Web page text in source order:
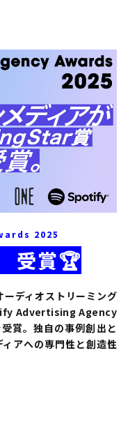
2025
受賞🏆
ディオストリーミング
Advertising Agency
賞。独自の事例創出と
アへの専門性と創造性